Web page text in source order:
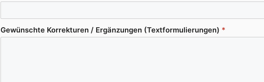
Gewünsch­te Kor­rek­tu­ren /​ Ergän­zun­gen (Text­for­mu­lie­run­gen) *